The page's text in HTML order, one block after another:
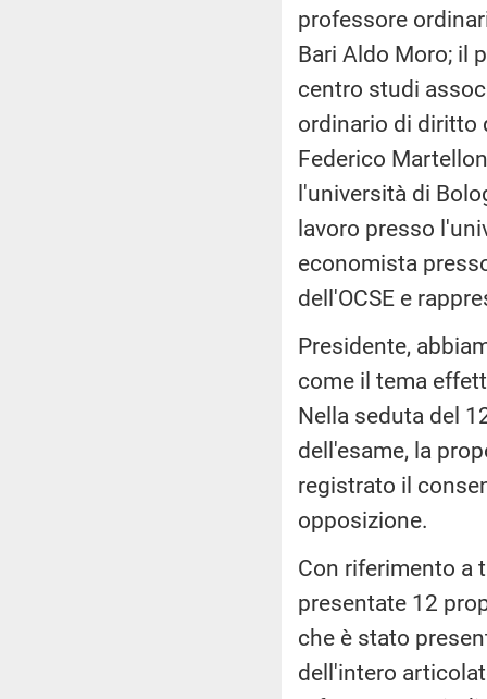
professore
Bari Aldo Moro; il
centro studi
ordinario di diritto
Federico
l'università di
lavoro presso
economista
dell'OCSE e
Presidente,
come il tema
Nella seduta del
dell'esame, la
registrato il
opposizione.
Con riferimento a
presentate 12
che è stato
dell'intero